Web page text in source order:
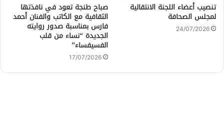
تنصيب أعضاء اللجنة الانتقالية
لمجلس الصحافة
24/07/2026
صباح طنجة تعود في نافذتها
الثقافية مع الكاتب والفنان أحمد
فارس بمناسبة صدور روايته
الجديدة “نساء من قلب
الفسيفساء”
17/07/2026